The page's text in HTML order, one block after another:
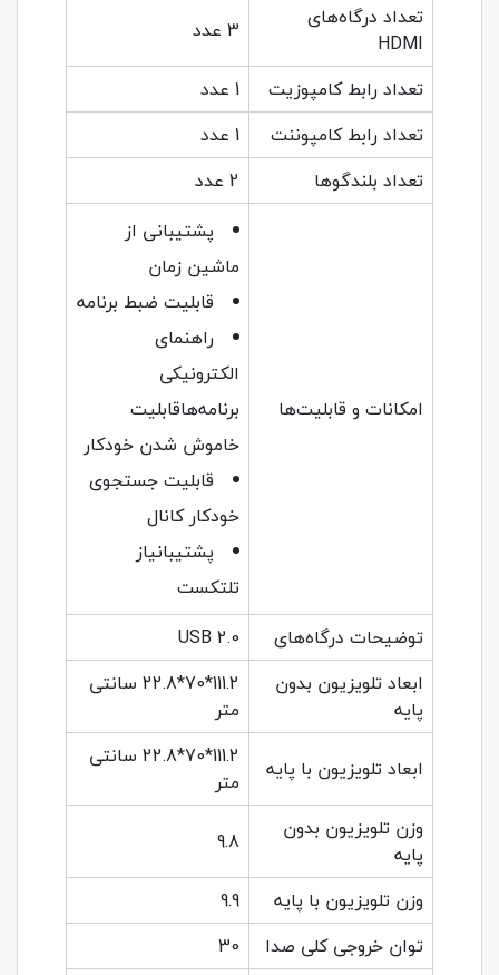
تعداد درگاه‌های
HDMI
3 عدد
تعداد رابط کامپوزیت
1 عدد
تعداد رابط کامپوننت
1 عدد
تعداد بلندگوها
2 عدد
امکانات و قابلیت‌ها
پشتیبانی از
ماشین زمان
قابلیت ضبط برنامه
راهنمای
الکترونیکی
برنامه‌هاقابلیت
خاموش شدن خودکار
قابلیت جستجوی
خودکار کانال
پشتیبانیاز
تلتکست
توضیحات درگاه‌های
USB 2.0
ابعاد تلویزیون بدون
پایه
111.2*70*22.8 سانتی
متر
ابعاد تلویزیون با پایه
111.2*70*22.8 سانتی
متر
وزن تلویزیون بدون
پایه
9.8
وزن تلویزیون با پایه
9.9
توان خروجی کلی صدا
30